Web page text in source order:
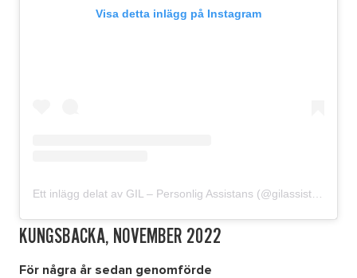
Visa detta inlägg på Instagram
KUNGSBACKA, NOVEMBER 2022
För några år sedan genomförde